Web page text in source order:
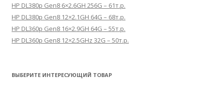
HP DL380p Gen8 6×2.6GH 256G – 61т.р.
HP DL380p Gen8 12×2.1GH 64G – 68т.р.
HP DL360p Gen8 16×2.9GH 64G – 55т.р.
HP DL360p Gen8 12×2.5GHz 32G – 50т.р.
ВЫБЕРИТЕ ИНТЕРЕСУЮЩИЙ ТОВАР